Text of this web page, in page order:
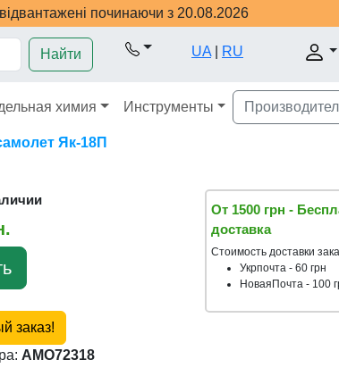
починаючи з 20.08.2026
Найти UA RU
химия Инструменты
Як-18П
заказ!
AMO72318
От 1500 грн -
доставка
Стоимость доставки
Укрпочта - 60 грн
НоваяПочта - 100